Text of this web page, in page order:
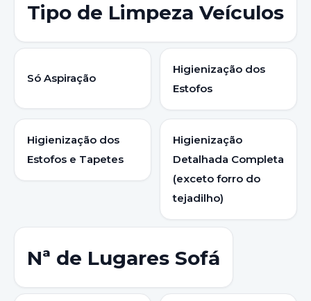
Tipo de Limpeza Veículos
Só Aspiração
Higienização dos
Estofos
Higienização dos
Estofos e Tapetes
Higienização
Detalhada Completa
(exceto forro do
tejadilho)
Nª de Lugares Sofá